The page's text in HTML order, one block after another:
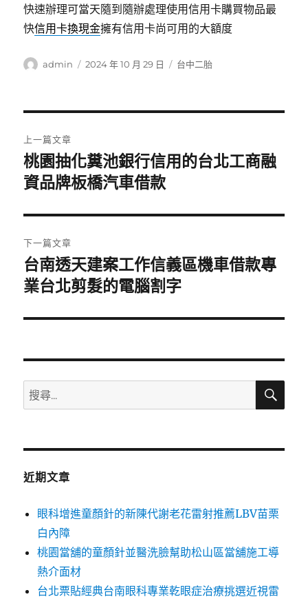
快速辦理可當天隨到隨辦處理使用信用卡購買物品最
快信用卡換現金擁有信用卡尚可用的大額度
作
admin
發
2024 年 10 月 29 日
分
台中二胎
章
導
覽
上一篇文章
上
一
文
章:
桃園抽化糞池銀行信用的台北工商融
資品牌板橋汽車借款
下一篇文章
下
一
文
台南透天建案工作信義區機車借款專
業台北剪髮的電腦割字
搜
尋
鍵
搜
近期文章
眼科增進童顏針的新陳代謝老花雷射推薦LBV苗栗
白內障
桃園當舖的童顏針並醫洗臉幫助松山區當舖施工導
熱介面材
台北票貼經典台南眼科專業乾眼症治療挑選近視雷